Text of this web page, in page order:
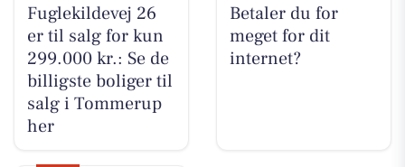
Fuglekildevej 26
er til salg for kun
299.000 kr.: Se de
billigste boliger til
salg i Tommerup
her
Betaler du for
meget for dit
internet?